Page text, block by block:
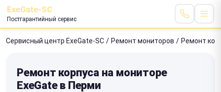
ExeGate-SC
Постгарантийный сервис
Сервисный центр ExeGate-SC / Ремонт мониторов / Ремонт
Ремонт корпуса на мониторе
ExeGate в Перми